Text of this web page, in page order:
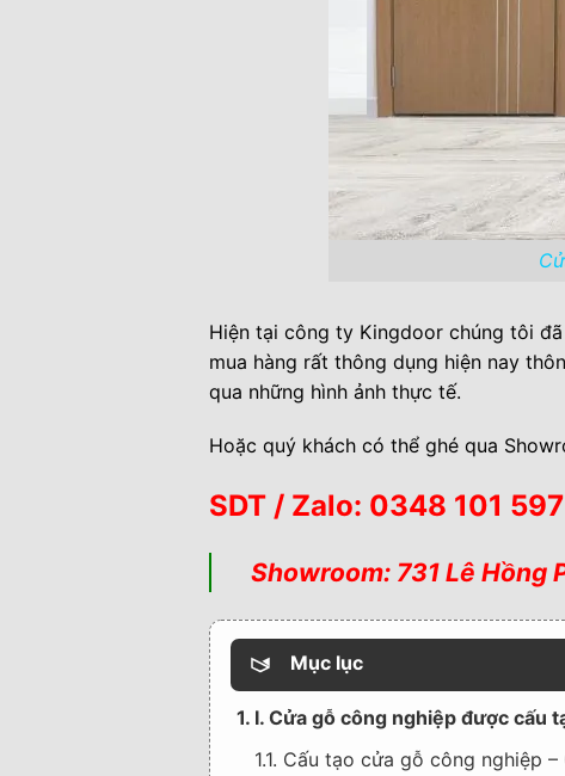
Hiện tại công ty Kingdoor chúng tôi
mua hàng rất thông dụng hiện nay
qua những hình ảnh thực tế.
Hoặc quý khách có thể ghé qua
SDT/ Zalo: 0348 101
Showroom: 731 Lê Hồng
Mục lục
1. I. Cửa gỗ công nghiệp được cấu
1.1. Cấu tạo cửa gỗ công nghiệp